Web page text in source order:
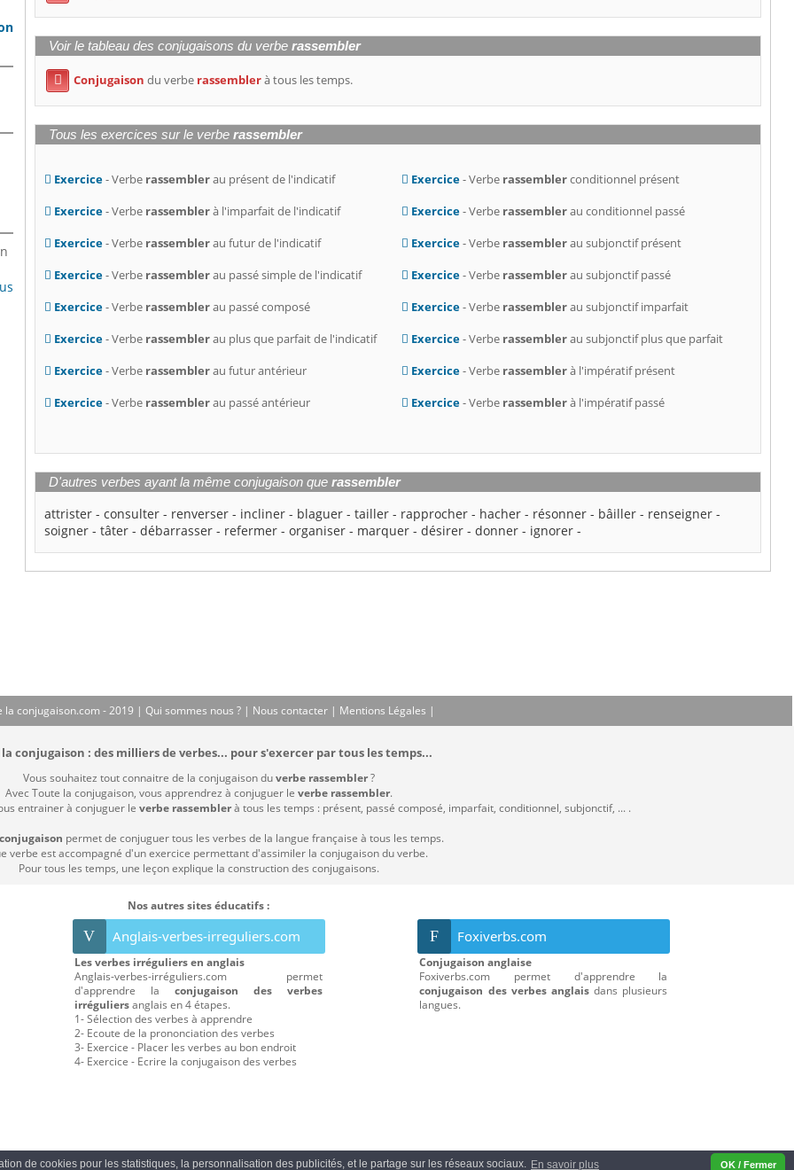
de cookies pour les statistiques, la personnalisation des publicités, et le partage sur les réseaux sociaux. En savoir plus OK / Fermer
Voir le tableau des conjugaisons du verberassembler
 Conjugaison du verbe rassemblerà tous les temps.
Tous les exercices sur le verberassembler
Exercice- Verbe rassemblerau présent de l'indicatif
Exercice- Verbe rassemblerà l'imparfait de l'indicatif
Exercice- Verbe rassemblerau futur de l'indicatif
Exercice- Verbe rassemblerau passé simple de l'indicatif
Exercice- Verbe rassemblerau passé composé
Exercice- Verbe rassemblerau plus que parfait de l'indicatif
Exercice- Verbe rassemblerau futur antérieur
Exercice- Verbe rassemblerau passé antérieur
Exercice- Verbe rassemblerconditionnel présent
Exercice- Verbe rassemblerau conditionnel passé
Exercice- Verbe rassemblerau subjonctif présent
Exercice- Verbe rassemblerau subjonctif passé
Exercice- Verbe rassemblerau subjonctif imparfait
Exercice- Verbe rassemblerau subjonctif plus que parfait
Exercice- Verbe rassemblerà l'impératif présent
Exercice- Verbe rassemblerà l'impératif passé
D'autres verbes ayant la même conjugaison querassembler
attrister -consulter - renverser - incliner - blaguer -tailler - rapprocher - hacher - résonner - bâiller - renseigner -
soigner -tâter -débarrasser - refermer -organiser - marquer -désirer -donner - ignorer -
la conjugaison.com - 2019 | Qui sommes nous ? | Nous contacter | Mentions Légales |
conjugaison : des milliers de verbes... pour s'exercer par tous les temps...
Vous souhaitez tout connaitre de la conjugaison duverbe rassembler?
Avec Toute la conjugaison, vous apprendrez à conjuguer le verbe rassembler.
entrainer à conjuguer le verbe rassemblerà tous les temps : présent, passé composé, imparfait, conditionnel, subjonctif, ... .
permet de conjuguer tous les verbes de la langue française à tous les temps.
verbe est accompagné d'un exercice permettant d'assimiler la conjugaison du verbe.
Pour tous les temps, une leçon explique la construction des conjugaisons.
Nos autres sites éducatifs :
V Anglais-verbes-irreguliers.com
Les verbes irréguliers en anglais
Anglais-verbes-irréguliers.com permet
d'apprendre la conjugaison des verbes
irréguliersanglais en 4 étapes.
1- Sélection des verbes à apprendre
2- Ecoute de la prononciation des verbes
3- Exercice - Placer les verbes au bon endroit
4- Exercice - Ecrire la conjugaison des verbes
F Foxiverbs.com
Conjugaison anglaise
Foxiverbs.com permet d'apprendre la
conjugaison des verbes anglaisdans plusieurs
langues.